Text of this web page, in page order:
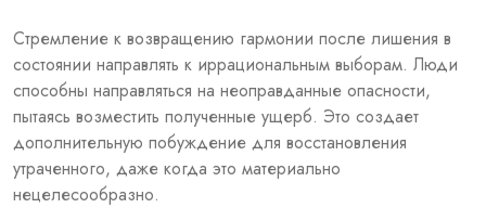
Стремление к возвращению гармонии после лишения в
состоянии направлять к иррациональным выборам. Люди
способны направляться на неоправданные опасности,
пытаясь возместить полученные ущерб. Это создает
дополнительную побуждение для восстановления
утраченного, даже когда это материально
нецелесообразно.